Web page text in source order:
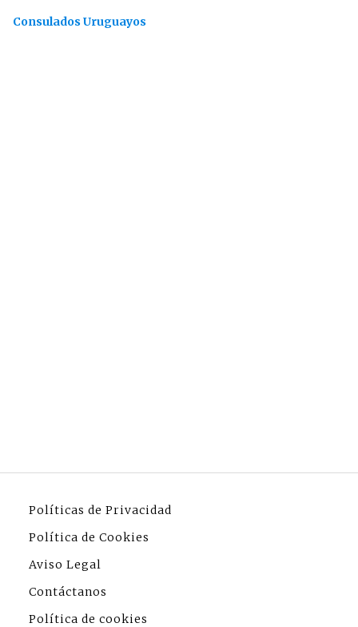
Consulados Uruguayos
Políticas de Privacidad
Política de Cookies
Aviso Legal
Contáctanos
Política de cookies